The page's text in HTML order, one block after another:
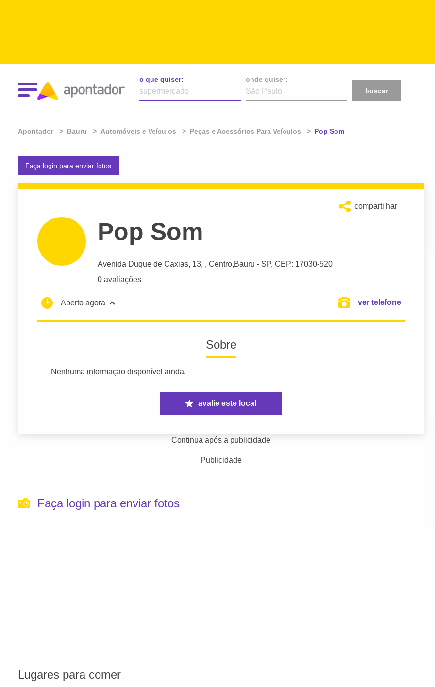
o que quiser:
onde quiser:
buscar
Apontador Bauru Automóveis e Veículos Peças e Acessórios Para Veículos Atual:
Pop Som
Faça login para enviar fotos
compartilhar
Pop Som
Avenida Duque de Caxias, 13, , Centro,Bauru - SP, CEP: 17030-520
0 avaliações
Aberto agora ver telefone
Sobre
Nenhuma informação disponível ainda.
avalie este local
Continua após a publicidade
Publicidade
Faça login para enviar fotos
Lugares para comer